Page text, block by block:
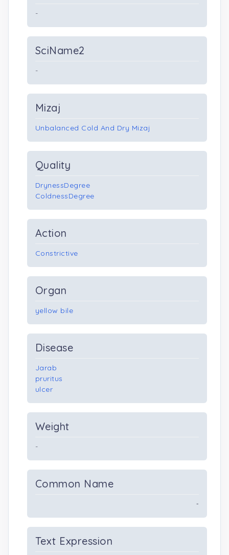
-
SciName2
-
Mizaj
Unbalanced Cold And Dry Mizaj
Quality
DrynessDegree
ColdnessDegree
Action
Constrictive
Organ
yellow bile
Disease
Jarab
pruritus
ulcer
Weight
-
Common Name
-
Text Expression